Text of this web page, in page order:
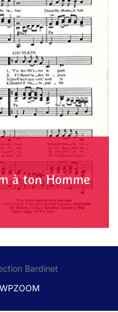
à ton Homme
Bardinet
WPZOOM